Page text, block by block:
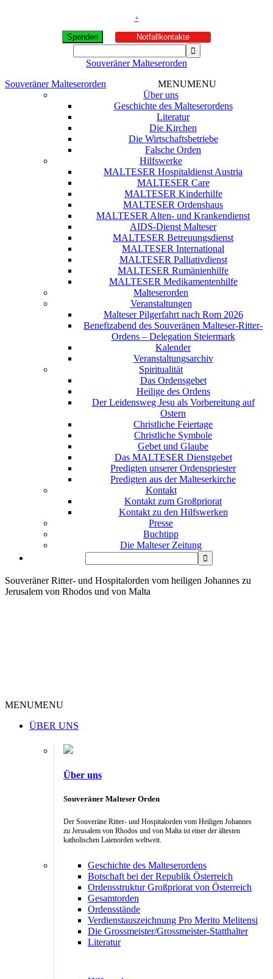
+
Spenden Notfallkontakte
Souveräner Malteserorden
Souveräner Malteserorden
MENUMENU
Über uns
Geschichte des Malteserordens
Literatur
Die Kirchen
Die Wirtschaftsbetriebe
Falsche Orden
Hilfswerke
MALTESER Hospitaldienst Austria
MALTESER Care
MALTESER Kinderhilfe
MALTESER Ordenshaus
MALTESER Alten- und Krankendienst
AIDS-Dienst Malteser
MALTESER Betreuungsdienst
MALTESER International
MALTESER Palliativdienst
MALTESER Rumänienhilfe
MALTESER Medikamentenhilfe
Malteserorden
Veranstaltungen
Malteser Pilgerfahrt nach Rom 2026
Benefizabend des Souveränen Malteser-Ritter-
Ordens – Delegation Steiermark
Kalender
Veranstaltungsarchiv
Spiritualität
Das Ordensgebet
Heilige des Ordens
Der Leidensweg Jesu als Vorbereitung auf
Ostern
Christliche Feiertage
Christliche Symbole
Gebet und Glaube
Das MALTESER Dienstgebet
Predigten unserer Ordenspriester
Predigten aus der Malteserkirche
Kontakt
Kontakt zum Großpriorat
Kontakt zu den Hilfswerken
Presse
Buchtipp
Die Malteser Zeitung
Souveräner Ritter- und Hospitalorden vom heiligen Johannes zu
Jerusalem von Rhodos und von Malta
MENUMENU
ÜBER UNS
Über uns
Souveräner Malteser Orden
Der Souveräne Ritter- und Hospitalorden vom Heiligen Johannes
zu Jerusalem von Rhodos und von Malta ist einer der ältesten
katholischen Laienorden weltweit.
Geschichte des Malteserordens
Botschaft bei der Republik Österreich
Ordensstruktur Großpriorat von Österreich
Gesamtorden
Ordensstände
Verdienstauszeichnung Pro Merito Melitensi
Die Grossmeister/Grossmeister-Statthalter
Literatur